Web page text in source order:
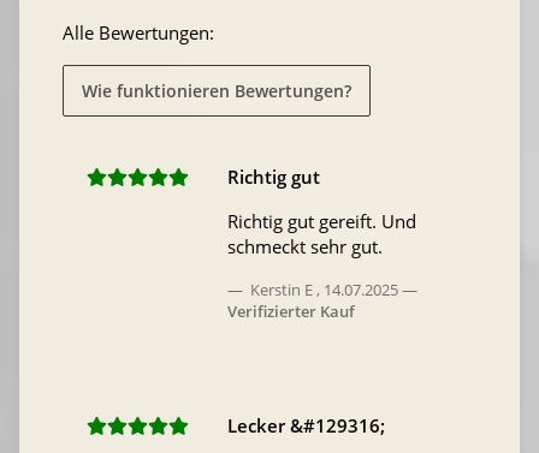
Alle Bewertungen:
Wie funktionieren Bewertungen?
Richtig gut
Richtig gut gereift. Und
schmeckt sehr gut.
Kerstin E, 14.07.2025
Verifizierter Kauf
Lecker &#129316;